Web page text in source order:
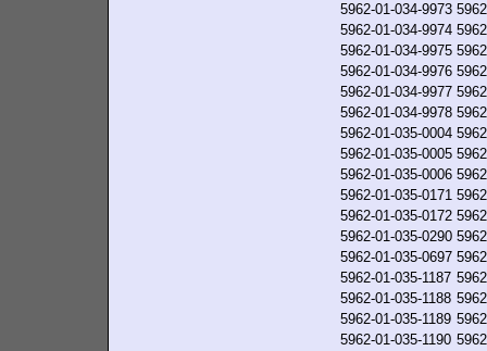
5962-01-034-9973
5962-01-034-9974
5962-01-034-9975
5962-01-034-9976
5962-01-034-9977
5962-01-034-9978
5962-01-035-0004
5962-01-035-0005
5962-01-035-0006
5962-01-035-0171
5962-01-035-0172
5962-01-035-0290
5962-01-035-0697
5962-01-035-1187
5962-01-035-1188
5962-01-035-1189
5962-01-035-1190